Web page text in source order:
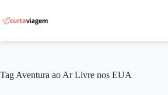
para
o
Tag Aventura ao Ar Livre nos EUA